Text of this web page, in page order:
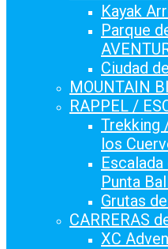
Kayak
Parque
Ciudad
MOUNTAIN
RAPPEL /
Trekking
los
Punta
Grutas
CARRERAS
XC